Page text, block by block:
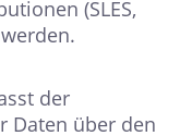
(SLES,
der
Daten über den